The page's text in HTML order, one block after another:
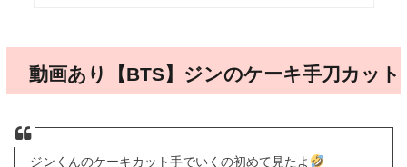
動画あり【BTS】ジンのケーキ手刀カット
ジンくんのケーキカット手でいくの初めて見たよ